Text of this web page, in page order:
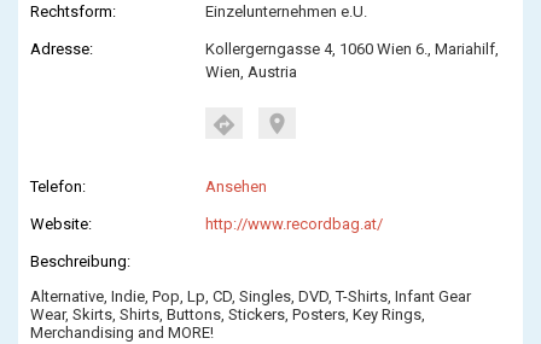
Rechtsform: Einzelunternehmen e.U.
Adresse:
Kollergerngasse 4, 1060 Wien 6., Mariahilf,
Wien, Austria
directions location_on
Telefon: Ansehen
Website: http://www.recordbag.at/
Beschreibung:
Alternative, Indie, Pop, Lp, CD, Singles, DVD, T-Shirts, Infant Gear
Wear, Skirts, Shirts, Buttons, Stickers, Posters, Key Rings,
Merchandising and MORE!